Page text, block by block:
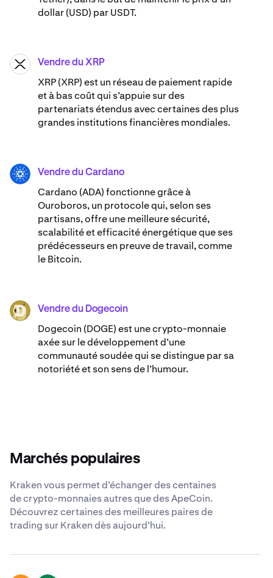
dollar (USD) par USDT.
XRP Vendre du XRP
XRP (XRP) est un réseau de paiement rapide
et à bas coût qui s’appuie sur des
partenariats étendus avec certaines des plus
grandes institutions financières mondiales.
ADA Vendre du Cardano
Cardano (ADA) ​​fonctionne grâce à
Ouroboros, un protocole qui, selon ses
partisans, offre une meilleure sécurité,
scalabilité et efficacité énergétique que ses
prédécesseurs en preuve de travail, comme
le Bitcoin.
DOGE Vendre du Dogecoin
Dogecoin (DOGE) est une crypto-monnaie
axée sur le développement d’une
communauté soudée qui se distingue par sa
notoriété et son sens de l’humour.
Marchés populaires
Kraken vous permet d’échanger des centaines
de crypto-monnaies autres que des ApeCoin.
Découvrez certaines des meilleures paires de
trading sur Kraken dès aujourd’hui.